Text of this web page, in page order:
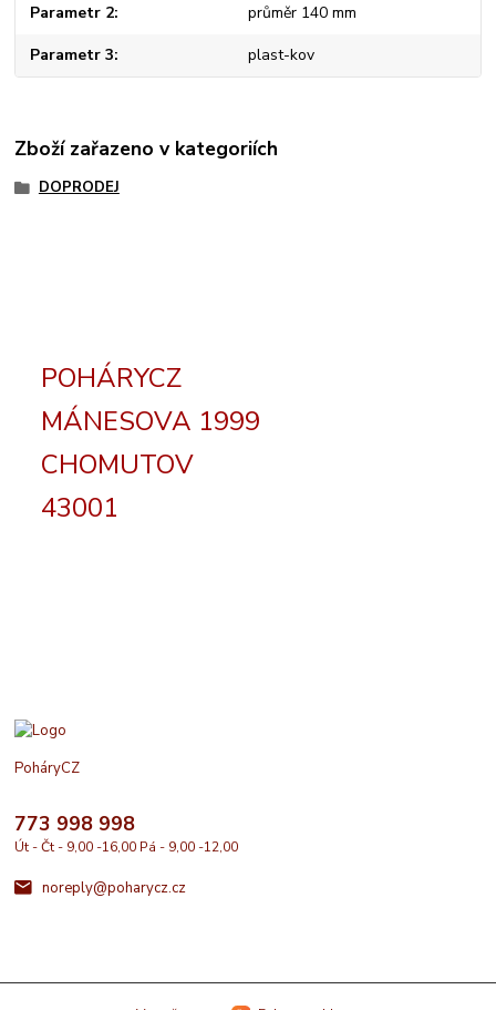
Parametr 2 průměr 140 mm
Parametr 3 plast-kov
Zboží zařazeno v kategoriích
DOPRODEJ
POHÁRYCZ
MÁNESOVA 1999
CHOMUTOV
43001
PoháryCZ
773 998 998
Út - Čt - 9,00 -16,00 Pá - 9,00 -12,00
noreply@poharycz.cz